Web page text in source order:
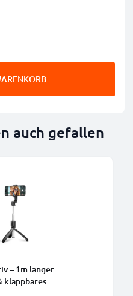
auch gefallen
– 1m langer
klappbares